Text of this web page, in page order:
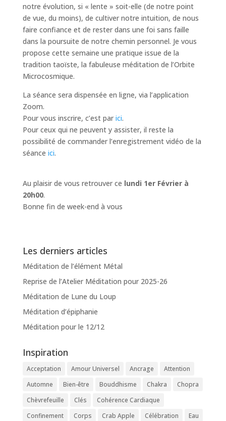
notre évolution, si « lente » soit-elle (de notre point
de vue, du moins), de cultiver notre intuition, de nous
faire confiance et de rester dans une foi sans faille
dans la poursuite de notre chemin personnel. Je vous
propose cette semaine une pratique issue de la
tradition taoïste, la fabuleuse méditation de l’Orbite
Microcosmique.
La séance sera dispensée en ligne, via l’application
Zoom.
Pour vous inscrire, c’est parici.
Pour ceux qui ne peuvent y assister, il reste la
possibilité de commander l’enregistrement vidéo de la
séance ici.
Au plaisir de vous retrouver ce lundi 1er Février à
20h00.
Bonne fin de week-end à vous
Les derniers articles
Méditation de l’élément Métal
Reprise de l’Atelier Méditation pour 2025-26
Méditation de Lune du Loup
Méditation d’épiphanie
Méditation pour le 12/12
Inspiration
Acceptation Amour Universel Ancrage
Attention
Automne
Bien-être Bouddhisme Chakra
Chopra
Chèvrefeuille
Clés
Cohérence Cardiaque
Confinement
Corps Crab Apple Célébration
Eau